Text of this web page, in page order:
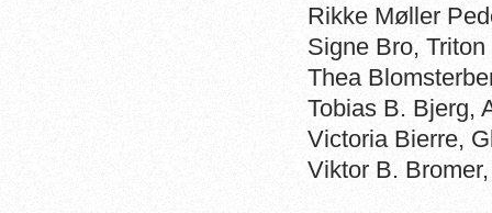
Rikke Møller
Signe Bro,
Thea
Tobias B. Bjerg,
Victoria Bierre,
Viktor B.